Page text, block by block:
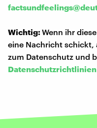
Wichtig:Wenn ihr
eine Nachricht schickt,
zum Datenschutz und
Datenschutzrichtlinien